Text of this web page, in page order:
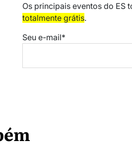
Os principais eventos do ES
totalmente grátis.
Seu e-mail*